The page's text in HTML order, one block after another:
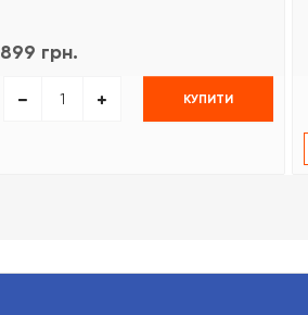
899 грн.
КУПИТИ